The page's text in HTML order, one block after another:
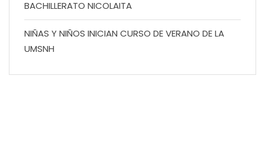
BACHILLERATO NICOLAITA
NIÑAS Y NIÑOS INICIAN CURSO DE VERANO DE LA
UMSNH